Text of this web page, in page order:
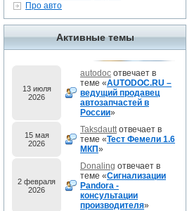
Про авто
Активные темы
13 июля
2026
autodoc отвечает в
теме «AUTODOC.RU –
ведущий продавец
автозапчастей в
России»
15 мая
2026
Taksdauttотвечает в
теме «Тест Фемели 1.6
МКП»
2 февраля
2026
Donaling отвечает в
теме «Сигнализации
Pandora -
консультации
производителя»